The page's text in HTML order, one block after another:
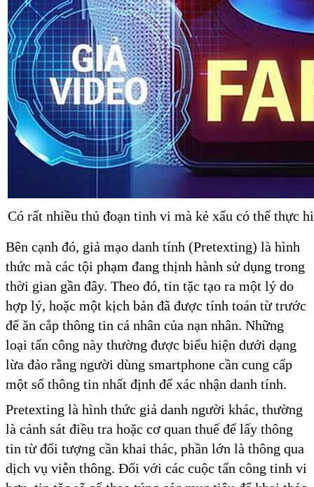
Có rất nhiều thủ đoạn tinh vi mà kẻ xấu có thể thực
Bên cạnh đó, giả mạo danh tính (Pretexting) là hình
thức mà các tội phạm đang thịnh hành sử dụng trong
thời gian gần đây. Theo đó, tin tặc tạo ra một lý do
hợp lý, hoặc một kịch bản đã được tính toán từ trước
để ăn cắp thông tin cá nhân của nạn nhân. Những
loại tấn công này thường được biểu hiện dưới dạng
lừa đảo rằng người dùng smartphone cần cung cấp
một số thông tin nhất định để xác nhận danh tính.
Pretexting là hình thức giả danh người khác, thường
là cảnh sát điều tra hoặc cơ quan thuế để lấy thông
tin từ đối tượng cần khai thác, phần lớn là thông qua
dịch vụ viễn thông. Đối với các cuộc tấn công tinh vi